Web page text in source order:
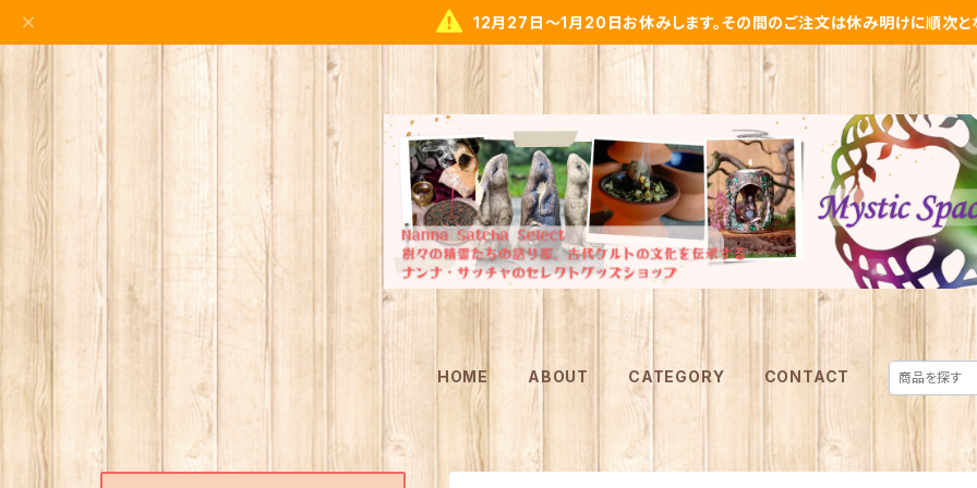
12月27日～1月20日お休みします。その間のご注文は休み明けに順次と
HOME ABOUT CATEGORY CONTACT